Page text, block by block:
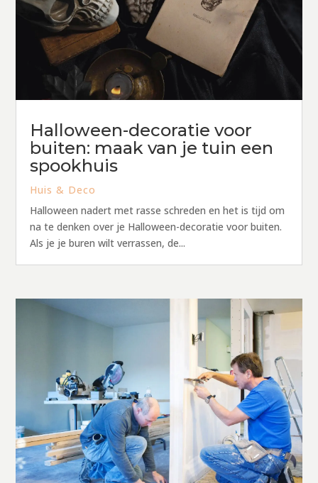
Halloween-decoratie voor
buiten: maak van je tuin een
spookhuis
Huis & Deco
Halloween nadert met rasse schreden en het is tijd om
na te denken over je Halloween-decoratie voor buiten.
Als je je buren wilt verrassen, de...